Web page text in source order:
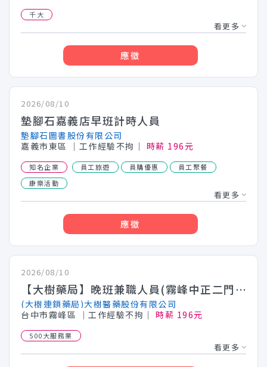
千大
看更多
應徵
2026/08/10
墊腳石嘉義店早班計時人員
墊腳石圖書股份有限公司
嘉義市東區
│工作經驗不拘│ 時薪 196元
知名企業 員工旅遊 員購優惠
員工聚餐
康樂活動
看更多
應徵
2026/08/10
【大樹藥局】晚班兼職人員(霧峰中正二門市)
(大樹連鎖藥局)大樹醫藥股份有限公司
台中市霧峰區
│工作經驗不拘│ 時薪 196元
500大服務業
看更多